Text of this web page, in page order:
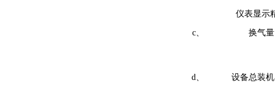
仪表显示
c、 换气量
d、 设备总装